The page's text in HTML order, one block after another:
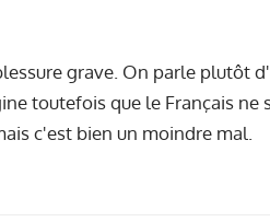
grave. On parle plutôt
toutefois que le Français ne
c'est bien un moindre mal.